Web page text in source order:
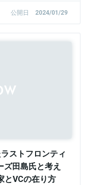
公開日 2024/01/29
ストフロンティ
ズ田島氏と考え
とVCの在り方